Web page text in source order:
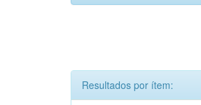
Resultados por ítem: